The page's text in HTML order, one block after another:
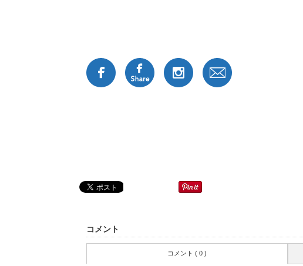
コメント
コメント ( 0 )